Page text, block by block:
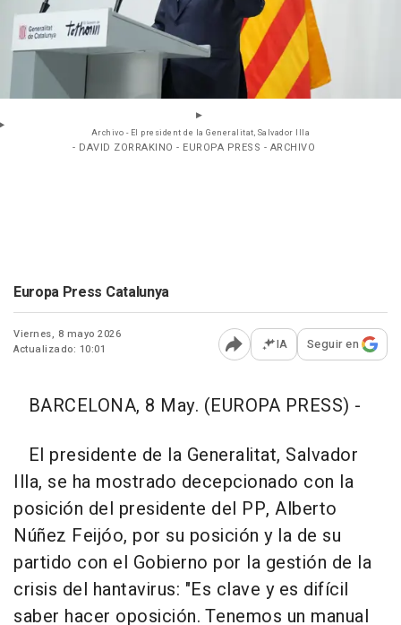
Archivo - El president de la Generalitat, Salvador Illa
- DAVID ZORRAKINO - EUROPA PRESS - ARCHIVO
Europa Press Catalunya
Viernes, 8 mayo 2026
Actualizado: 10:01
Abrir opciones para
IA Seguir en
BARCELONA, 8 May. (EUROPA PRESS) -
El presidente de la Generalitat, Salvador
Illa, se ha mostrado decepcionado con la
posición del presidente del PP, Alberto
Núñez Feijóo, por su posición y la de su
partido con el Gobierno por la gestión de la
crisis del hantavirus: "Es clave y es difícil
saber hacer oposición. Tenemos un manual